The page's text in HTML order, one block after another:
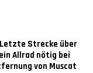
Strecke über
Allrad nötig bei
von Muscat